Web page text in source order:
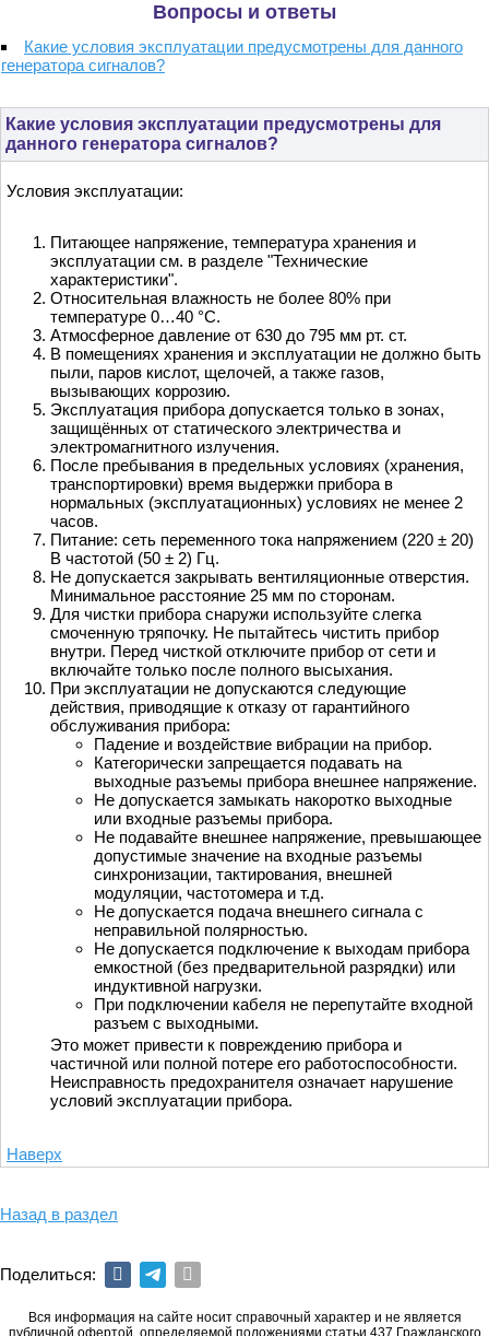
Вопросы и ответы
Какие условия эксплуатации предусмотрены для данного
генератора сигналов?
Какие условия эксплуатации предусмотрены для
данного генератора сигналов?
Условия эксплуатации:
Питающее напряжение, температура хранения и
эксплуатации см. в разделе "Технические
характеристики".
Относительная влажность не более 80% при
температуре 0…40 °С.
Атмосферное давление от 630 до 795 мм рт. ст.
В помещениях хранения и эксплуатации не должно быть
пыли, паров кислот, щелочей, а также газов,
вызывающих коррозию.
Эксплуатация прибора допускается только в зонах,
защищённых от статического электричества и
электромагнитного излучения.
После пребывания в предельных условиях (хранения,
транспортировки) время выдержки прибора в
нормальных (эксплуатационных) условиях не менее 2
часов.
Питание: сеть переменного тока напряжением (220 ± 20)
В частотой (50 ± 2) Гц.
Не допускается закрывать вентиляционные отверстия.
Минимальное расстояние 25 мм по сторонам.
Для чистки прибора снаружи используйте слегка
смоченную тряпочку. Не пытайтесь чистить прибор
внутри. Перед чисткой отключите прибор от сети и
включайте только после полного высыхания.
При эксплуатации не допускаются следующие
действия, приводящие к отказу от гарантийного
обслуживания прибора:
Падение и воздействие вибрации на прибор.
Категорически запрещается подавать на
выходные разъемы прибора внешнее напряжение.
Не допускается замыкать накоротко выходные
или входные разъемы прибора.
Не подавайте внешнее напряжение, превышающее
допустимые значение на входные разъемы
синхронизации, тактирования, внешней
модуляции, частотомера и т.д.
Не допускается подача внешнего сигнала с
неправильной полярностью.
Не допускается подключение к выходам прибора
емкостной (без предварительной разрядки) или
индуктивной нагрузки.
При подключении кабеля не перепутайте входной
разъем с выходными.
Это может привести к повреждению прибора и
частичной или полной потере его работоспособности.
Неисправность предохранителя означает нарушение
условий эксплуатации прибора.
Наверх
Назад в раздел
Поделиться:
Вся информация на сайте носит справочный характер и не является
публичной офертой, определяемой положениями статьи 437 Гражданского